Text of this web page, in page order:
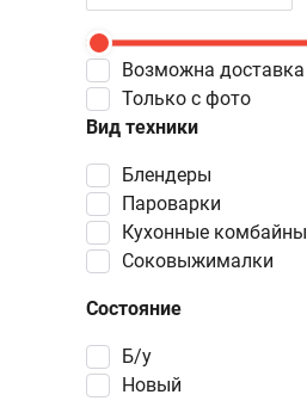
Возможна доставка
Вид техники
блендеры
пароварки
кухонные комбайны
соковыжималки
Состояние
Б/у
Новый
Только с фото